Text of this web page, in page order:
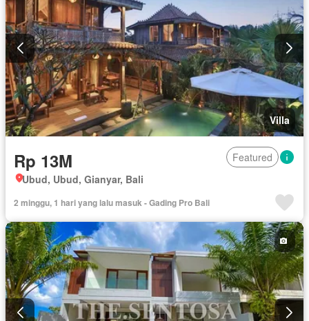
Villa
Rp 13M
Featured
Ubud, Ubud, Gianyar, Bali
2 minggu, 1 hari yang lalu masuk - Gading Pro Bali